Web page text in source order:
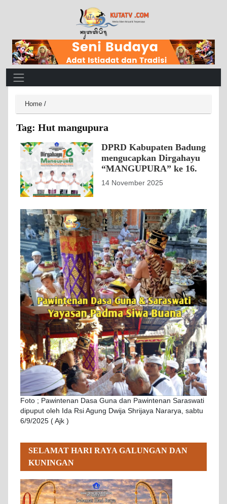
Main Navigation
Home /
Tag: Hut mangupura
DPRD Kabupaten Badung
mengucapkan Dirgahayu
“MANGUPURA” ke 16.
14 November 2025
Foto ; Pawintenan Dasa Guna dan Pawintenan Saraswati
dipuput oleh Ida Rsi Agung Dwija Shrijaya Nararya, sabtu
6/9/2025 ( Ajk )
SELAMAT HARI RAYA GALUNGAN DAN
KUNINGAN